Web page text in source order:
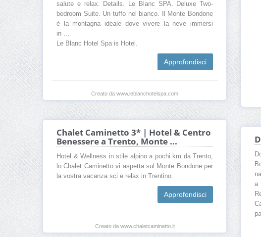
salute e relax. Details. Le Blanc SPA. Deluxe Two-
bedroom Suite. Un tuffo nel bianco. Il Monte Bondone
è la montagna ideale dove vivere la neve immersi
in ...
Le Blanc Hotel Spa is Hotel.
Approfondisci
Creato da www.leblanchotelspa.com
Chalet Caminetto 3* | Hotel & Centro
Benessere a Trento, Monte ...
Hotel & Wellness in stile alpino a pochi km da Trento,
lo Chalet Caminetto vi aspetta sul Monte Bondone per
la vostra vacanza sci e relax in Trentino.
Approfondisci
Creato da www.chaletcaminetto.it
a